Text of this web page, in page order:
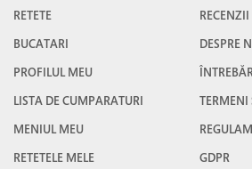
RETETE
BUCATARI
PROFILUL MEU
LISTA DE CUMPARATURI
MENIUL MEU
RETETELE MELE
RECENZII
DESPRE
TERMENI
GDPR